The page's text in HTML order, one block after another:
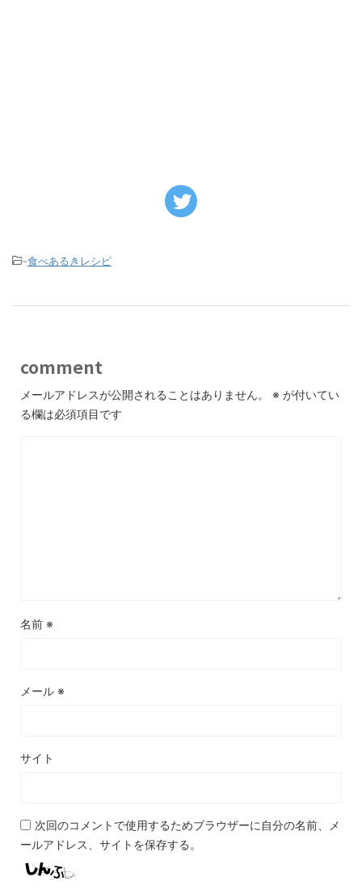
-食べあるきレシピ
comment
メールアドレスが公開されることはありません。 ※ が付いてい
る欄は必須項目です
名前 ※
メール ※
サイト
次回のコメントで使用するためブラウザーに自分の名前、メ
ールアドレス、サイトを保存する。